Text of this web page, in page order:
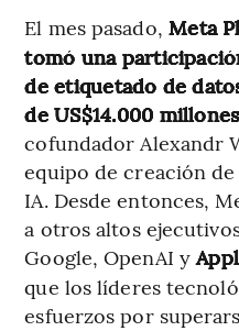
El mes pasado, Meta
tomó una
de etiquetado de
de US$14.000 millones
cofundador Alexandr
equipo de creación
IA. Desde entonces,
a otros altos
Google, OpenAI y
que los líderes
esfuerzos por